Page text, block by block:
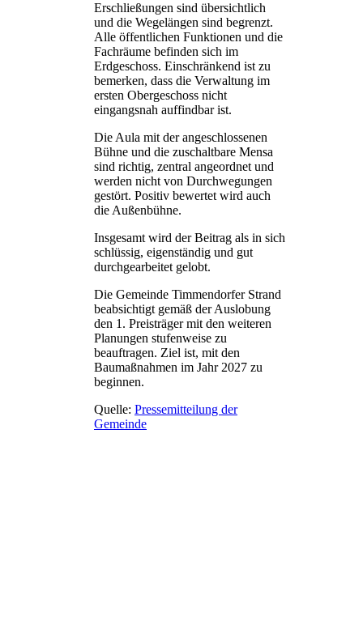
Erschließungen sind übersichtlich
und die Wegelängen sind begrenzt.
Alle öffentlichen Funktionen und die
Fachräume befinden sich im
Erdgeschoss. Einschränkend ist zu
bemerken, dass die Verwaltung im
ersten Obergeschoss nicht
eingangsnah auffindbar ist.
Die Aula mit der angeschlossenen
Bühne und die zuschaltbare Mensa
sind richtig, zentral angeordnet und
werden nicht von Durchwegungen
gestört. Positiv bewertet wird auch
die Außenbühne.
Insgesamt wird der Beitrag als in sich
schlüssig, eigenständig und gut
durchgearbeitet gelobt.
Die Gemeinde Timmendorfer Strand
beabsichtigt gemäß der Auslobung
den 1. Preisträger mit den weiteren
Planungen stufenweise zu
beauftragen. Ziel ist, mit den
Baumaßnahmen im Jahr 2027 zu
beginnen.
Quelle: Pressemitteilung der
Gemeinde